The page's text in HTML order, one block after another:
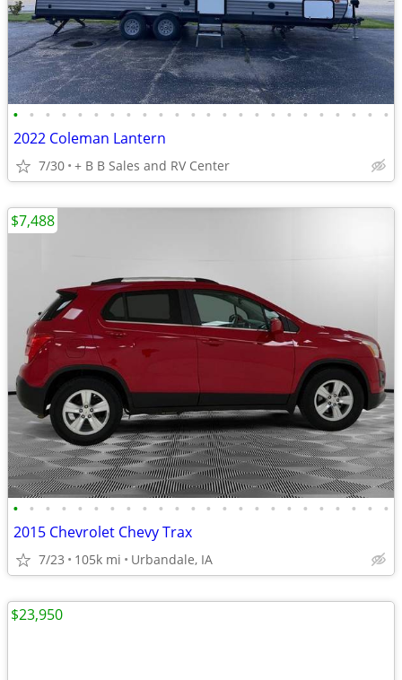
• • • • • • • • • • • • • • • • • • • • • • • •
2022 Coleman Lantern
7/30 + B B Sales and RV Center
• • • • • • • • • • • • • • • • • • • • • • • •
2015 Chevrolet Chevy Trax
7/23 105k mi Urbandale, IA
$7,488
$23,950